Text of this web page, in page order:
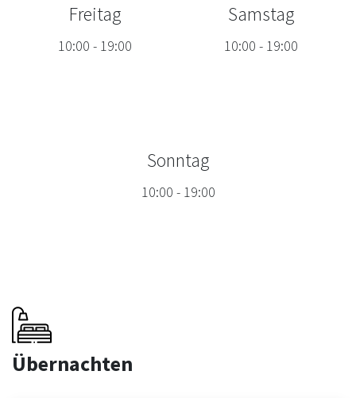
Freitag
10:00 - 19:00
Samstag
10:00 - 19:00
Sonntag
10:00 - 19:00
Übernachten